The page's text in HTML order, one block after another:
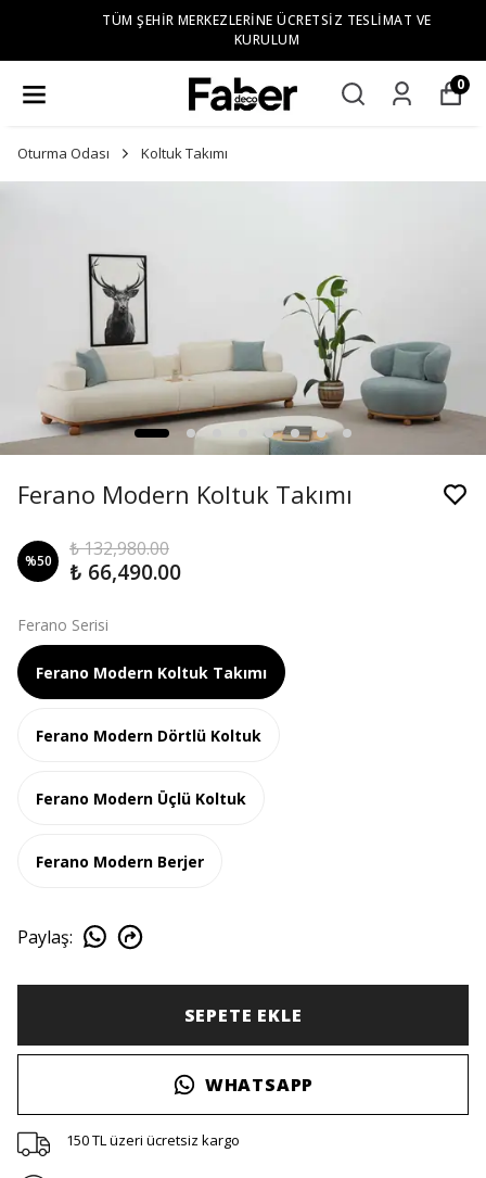
TÜM ŞEHIR MERKEZLERINE ÜCRETSIZ TESLIMAT VE
KURULUM
0
Oturma Odası Koltuk Takımı
Ferano Modern Koltuk Takımı
%50
₺ 132,980.00
₺ 66,490.00
Ferano Serisi
Ferano Modern Koltuk Takımı
Ferano Modern Dörtlü Koltuk
Ferano Modern Üçlü Koltuk
Ferano Modern Berjer
Paylaş:
SEPETE EKLE
WHATSAPP
150 TL üzeri ücretsiz kargo